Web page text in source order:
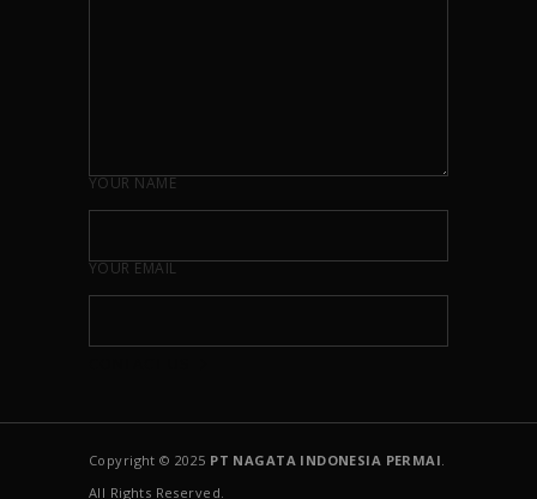
YOUR NAME
YOUR EMAIL
Copyright © 2025 PT NAGATA INDONESIA PERMAI.
All Rights Reserved.